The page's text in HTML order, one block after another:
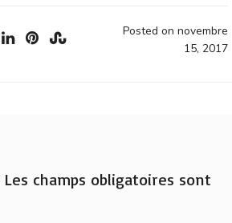
Posted on novembre
15, 2017
Les champs obligatoires sont